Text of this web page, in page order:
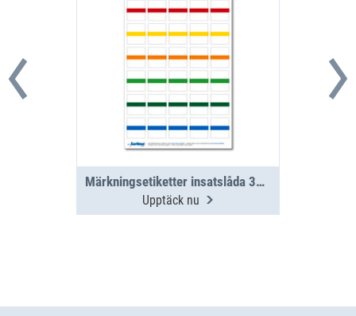
Märkningsetiketter insatslåda 30 st. blandade (1 ark)
Upptäck nu